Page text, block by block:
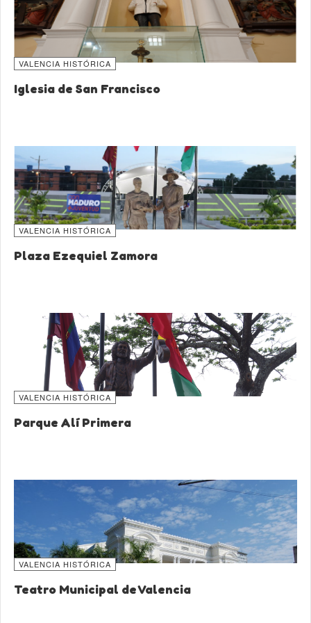
VALENCIA HISTÓRICA
Iglesia de San Francisco
VALENCIA HISTÓRICA
Plaza Ezequiel Zamora
VALENCIA HISTÓRICA
Parque Alí Primera
VALENCIA HISTÓRICA
Teatro Municipal de Valencia